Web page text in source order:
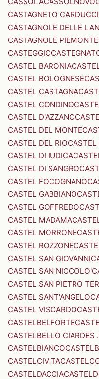
CASTAGNETO CARDUCCI
CASTAGNOLE DELLE
CASTAGNOLE PIEMONTE
CASTEGGIO
CASTEL BARONIA
CASTEL BOLOGNESE
CASTEL CASTAGNA
CASTEL CONDINO
CASTEL D'AZZANO
CASTEL DEL MONTE
CASTEL DEL RIOCASTEL
CASTEL DI IUDICA
CASTEL DI SANGRO
CASTEL FOCOGNANO
CASTEL GABBIANO
CASTEL GOFFREDO
CASTEL MADAMA
CASTEL MORRONE
CASTEL ROZZONE
CASTEL SAN GIOVANNI
CASTEL SAN NICCOLO'
CASTEL SAN PIETRO
CASTEL SANT'ANGELO
CASTEL VISCARDO
CASTELBELFORTE
CASTELBELLO CIARDES
CASTELBIANCO
CASTELCIVITA
CASTELDACCIA